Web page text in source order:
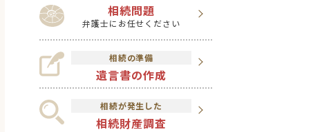
相続問題
弁護士にお任せください
相続の準備
遺言書の作成
相続が発生した
相続財産調査